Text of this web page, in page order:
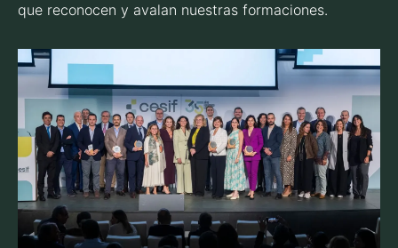
que reconocen y avalan nuestras formaciones.